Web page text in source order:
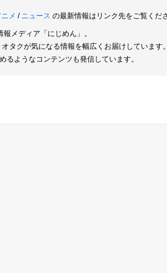
メ / ニュース の最新情報はリンク先をご覧くださ
メディア「にじめん」。
タクが気になる情報を幅広くお届けしています。
ようなコンテンツも発信しています。